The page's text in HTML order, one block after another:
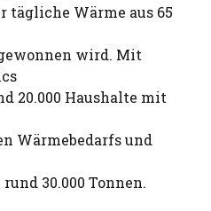
tägliche Wärme aus 65
wird. Mit
20.000 Haushalte mit
Wärmebedarfs und
30.000 Tonnen.